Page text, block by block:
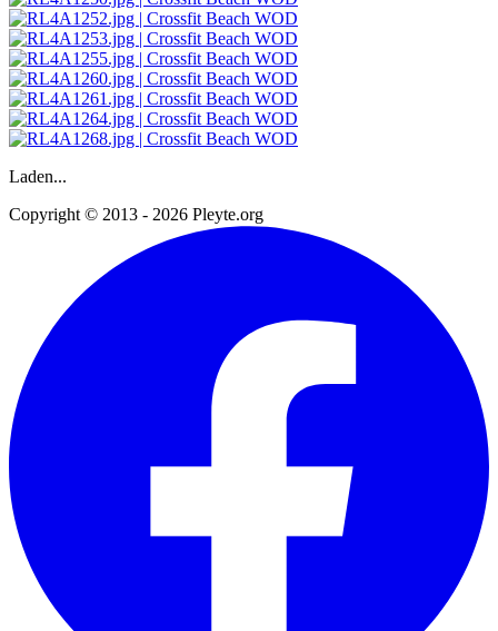
Laden...
Copyright © 2013 - 2026 Pleyte.org